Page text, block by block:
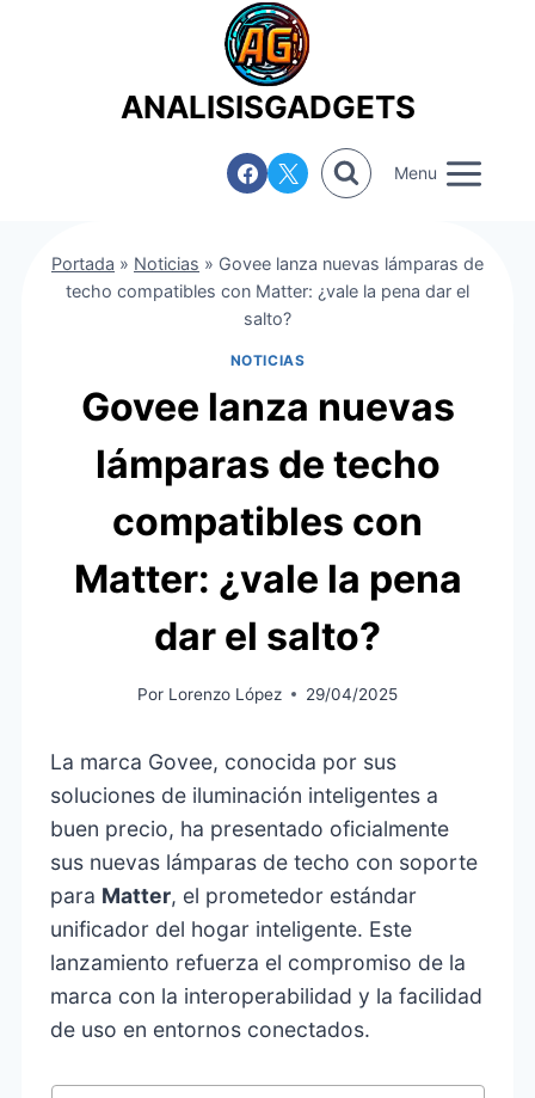
ANALISISGADGETS
Menu
Portada » Noticias » Govee lanza nuevas lámparas de
techo compatibles con Matter: ¿vale la pena dar el
salto?
NOTICIAS
Govee lanza nuevas
lámparas de techo
compatibles con
Matter: ¿vale la pena
dar el salto?
Por Lorenzo López 29/04/2025
La marca Govee, conocida por sus
soluciones de iluminación inteligentes a
buen precio, ha presentado oficialmente
sus nuevas lámparas de techo con soporte
para Matter, el prometedor estándar
unificador del hogar inteligente. Este
lanzamiento refuerza el compromiso de la
marca con la interoperabilidad y la facilidad
de uso en entornos conectados.